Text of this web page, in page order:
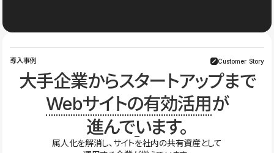
導入事例 Customer Story
大手企業からスタートアップまで
Webサイトの有効活用が
進んでいます。
属人化を解消し、サイトを社内の共有資産として